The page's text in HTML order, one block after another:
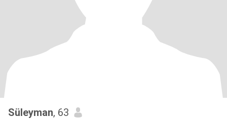
Süleyman, 63